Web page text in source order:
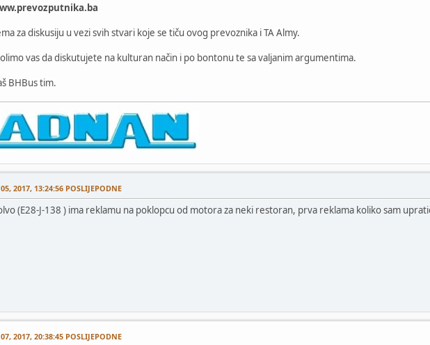
za diskusiju u vezi svih stvari koje se tiču ovog prevoznika i TA Almy.
vas da diskutujete na kulturan način i po bontonu te sa valjanim argumentima.
BHBus tim.
2017, 13:24:56 POSLIJEPODNE
(E28-J-138 ) ima reklamu na poklopcu od motora za neki restoran, prva reklama koliko sam
2017, 20:38:45 POSLIJEPODNE